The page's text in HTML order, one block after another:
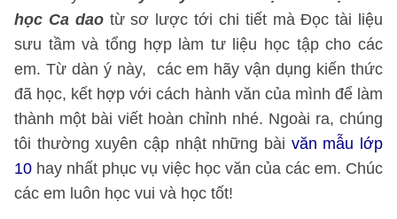
học Ca daotừ sơ lược tới chi tiết mà Đọc tài liệu
sưu tầm và tổng hợp làm tư liệu học tập cho các
em. Từ dàn ý này, các em hãy vận dụng kiến thức
đã học, kết hợp với cách hành văn của mình để làm
thành một bài viết hoàn chỉnh nhé. Ngoài ra, chúng
tôi thường xuyên cập nhật những bài văn mẫu lớp
10 hay nhất phục vụ việc học văn của các em. Chúc
các em luôn học vui và học tốt!